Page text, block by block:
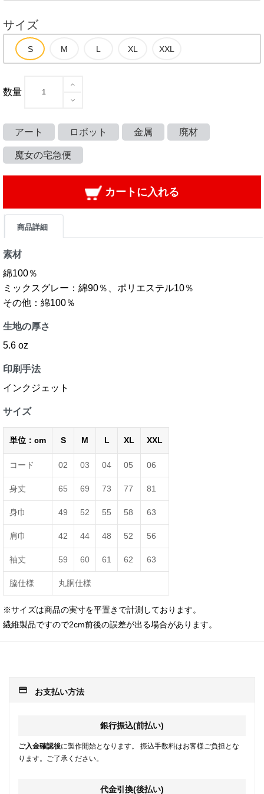
サイズ
数量
アート ロボット 金属 廃材
魔女の宅急便
カートに入れる
商品詳細
素材
綿100％
ミックスグレー：綿90％、ポリエステル10％
その他：綿100％
生地の厚さ
5.6 oz
印刷手法
インクジェット
サイズ
単位：cm S M L XL XXL
コード 02 03 04 05 06
身丈 65 69 73 77 81
身巾 49 52 55 58 63
肩巾 42 44 48 52 56
袖丈 59 60 61 62 63
脇仕様 丸胴仕様
※サイズは商品の実寸を平置きで計測しております。
繊維製品ですので2cm前後の誤差が出る場合があります。
payment お支払い方法
銀行振込(前払い)
ご入金確認後に製作開始となります。 振込手数料はお客様ご負担とな
ります。ご了承ください。
代金引換(後払い)